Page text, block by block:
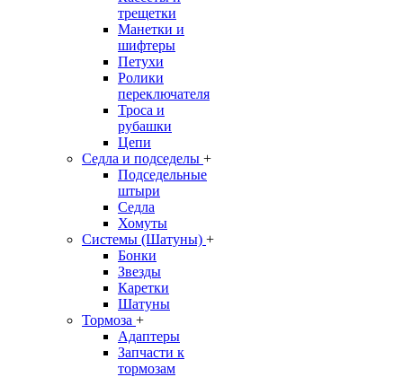
трещетки
Манетки и
шифтеры
Петухи
Ролики
переключателя
Троса и
рубашки
Цепи
Седла и подседелы +
Подседельные
штыри
Седла
Хомуты
Системы (Шатуны) +
Бонки
Звезды
Каретки
Шатуны
Тормоза +
Адаптеры
Запчасти к
тормозам